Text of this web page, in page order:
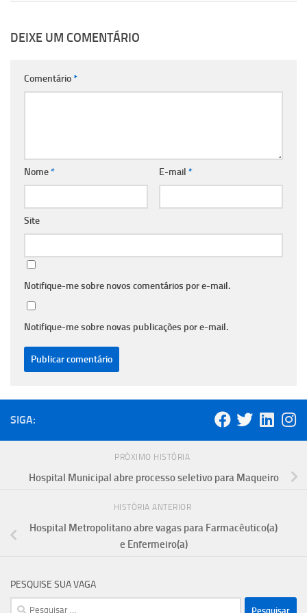
DEIXE UM COMENTÁRIO
Comentário*
Nome* E-mail *
Site
Notifique-me sobre novos comentários por e-mail.
Notifique-me sobre novas publicações por e-mail.
SIGA:
PRÓXIMO HISTÓRIA
Hospital Municipal abre processo seletivo para Maqueiro
HISTÓRIA ANTERIOR
Hospital Metropolitano abre vagas para Farmacêutico(a)
e Enfermeiro(a)
PESQUISE SUA VAGA
Pesquisar